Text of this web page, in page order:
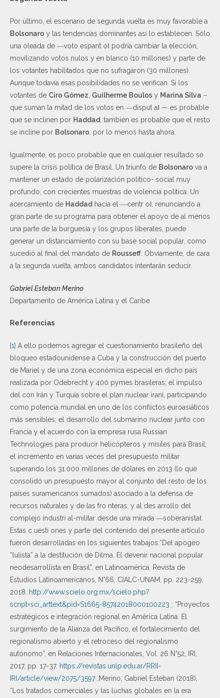
Por último, el escenario de segunda vuelta es muy favorable a
Bolsonaro y las tendencias dominantes así lo establecen. Sólo
una oleada de ―voto espant o‖ podría cambiar la elección,
movilizando votos nulos y en blanco (10 millones) y parte de
los votantes habilitados que no sufragaron (30 millones).
Aunque todavía esas posibilidades no se verifican. Si los
votantes de Ciro Gómez Guilherme Boulos y Marina Silva –
que suman la mitad de los votos en ―disput a‖ — es probable
que se inclinen por Haddad , también es probable que el resto
se incline por Bolsonaro , por lo menos hasta ahora.
Igualmente, es poco probable que en cualquier resultado se
supere la crisis política de Brasil. Un triunfo de Bolsonaro va a
mantener un estado de polarización político- social muy
profundo, con crecientes muestras de violencia política. Un
acercamiento de Haddad hacia el ―centr o‖, renunciando a
gran parte de su programa para obtener el apoyo de al menos
una parte de la burguesía y los grupos liberales, puede
generar un distanciamiento con su base social popular, como
sucedió al final del mandato de Rousseff . Obviamente, de cara
a la segunda vuelta, ambos candidatos intentarán seducir.
Gabriel Esteban Merino
Departamento de América Latina y el Caribe
Referencias
[1] A ello podemos agregar el cuestionamiento brasileño del
bloqueo estadounidense a Cuba y la construcción del puerto
de Mariel y de una zona económica especial en dicho país
realizada por Odebrecht y 400 pymes brasileras; el impulso
del con Irán y Turquía sobre el plan nuclear iraní, participando
como potencia mundial en uno de los conflictos euroasiáticos
más sensibles; el desarrollo del submarino nuclear junto con
Francia y el acuerdo con la empresa rusa Russian
Technologies para producir helicópteros y misiles para Brasil;
el incremento en varias veces del presupuesto militar
superando los 31.000 millones de dólares en 2013 (lo que
consolidó un presupuesto mayor al conjunto del resto de los
países suramericanos sumados) asociado a la defensa de
recursos naturales y de las fro nteras, y al des arrollo del
complejo industri al-militar desde una mirada ―soberanista‖.
Estas c uesti ones y parte del contenido del presente artículo
fueron desarrolladas en los siguientes trabajos:“Del apogeo
“lulista” a la destitución de Dilma. El devenir nacional popular
neodesarrollista en Brasil”, en Latinoamérica. Revista de
Estudios Latinoamericanos, N°66, CIALC-UNAM, pp. 223-259,
2018.
http://www.scielo.org.mx/scielo.php?
script=sci_arttext&pid=S1665-85742018000100223 ; “Proyectos
estratégicos e integración regional en América Latina. El
surgimiento de la Alianza del Pacífico, el fortalecimiento del
regionalismo abierto y el retroceso del regionalismo
autónomo”, en Relaciones Internacionales, Vol. 26 N°52, IRI,
2017, pp. 17-37. https://revistas.unlp.edu.ar/RRII-
IRI/article/view/2075/3597;Merino, Gabriel Esteban (2018),
“Los tratados comerciales y las luchas globales en la era